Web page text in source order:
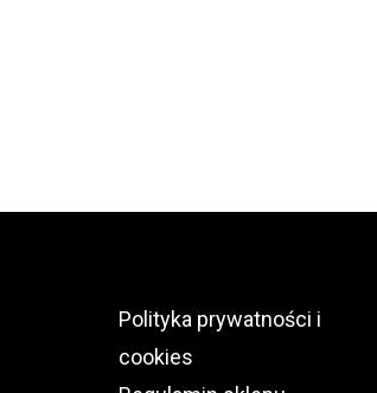
Polityka prywatności i
cookies